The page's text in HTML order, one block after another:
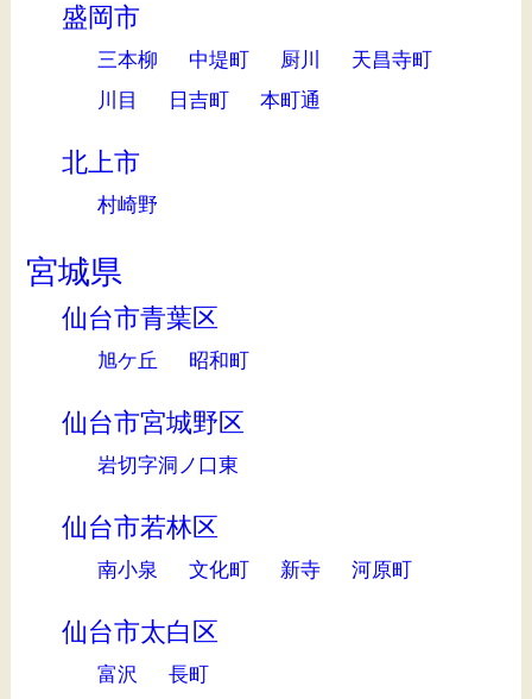
盛岡市
三本柳 中堤町 厨川
天昌寺町
川目
日吉町 本町通
北上市
村崎野
宮城県
仙台市青葉区
旭ケ丘 昭和町
仙台市宮城野区
岩切字洞ノ口東
仙台市若林区
南小泉 文化町 新寺 河原町
仙台市太白区
富沢 長町